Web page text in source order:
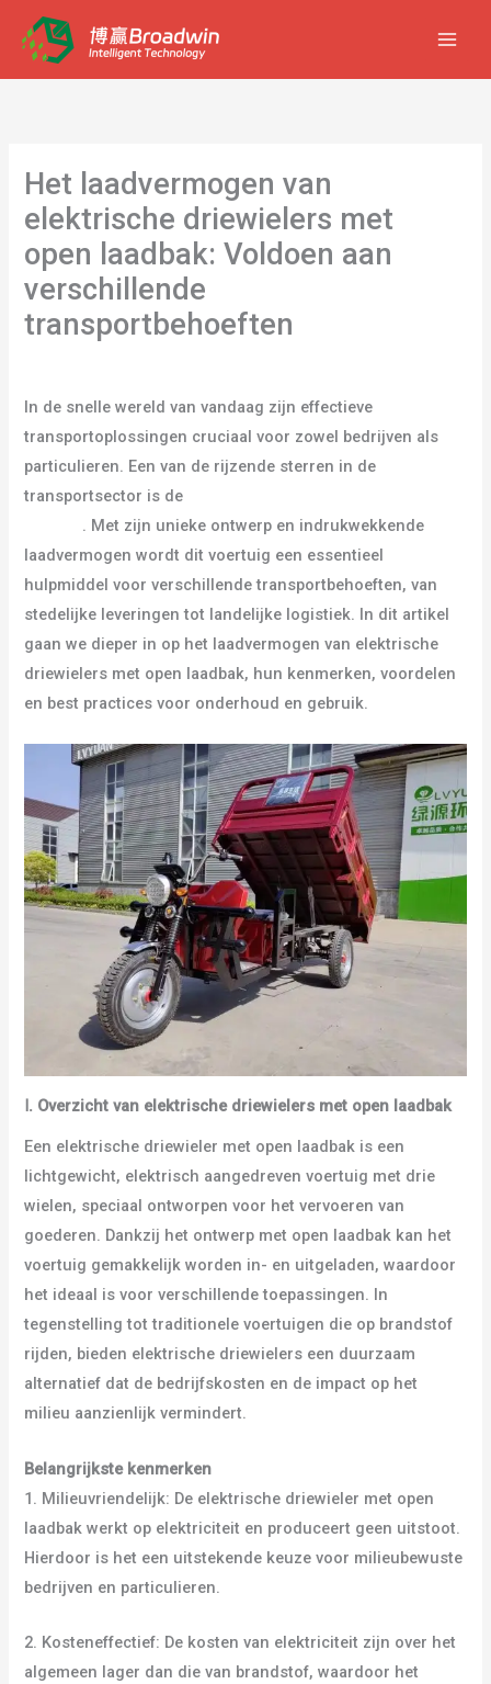
naar
Het laadvermogen van
elektrische driewielers met
open laadbak: Voldoen aan
verschillende
transportbehoeften
In de snelle wereld van vandaag zijn effectieve
transportoplossingen cruciaal voor zowel bedrijven als
particulieren. Een van de rijzende sterren in de
transportsector is de
. Met zijn unieke ontwerp en indrukwekkende
laadvermogen wordt dit voertuig een essentieel
hulpmiddel voor verschillende transportbehoeften, van
stedelijke leveringen tot landelijke logistiek. In dit artikel
gaan we dieper in op het laadvermogen van elektrische
driewielers met open laadbak, hun kenmerken, voordelen
en best practices voor onderhoud en gebruik.
Ⅰ. Overzicht van elektrische driewielers met open laadbak
Een elektrische driewieler met open laadbak is een
lichtgewicht, elektrisch aangedreven voertuig met drie
wielen, speciaal ontworpen voor het vervoeren van
goederen. Dankzij het ontwerp met open laadbak kan het
voertuig gemakkelijk worden in- en uitgeladen, waardoor
het ideaal is voor verschillende toepassingen. In
tegenstelling tot traditionele voertuigen die op brandstof
rijden, bieden elektrische driewielers een duurzaam
alternatief dat de bedrijfskosten en de impact op het
milieu aanzienlijk vermindert.
Belangrijkste kenmerken
1. Milieuvriendelijk: De elektrische driewieler met open
laadbak werkt op elektriciteit en produceert geen uitstoot.
Hierdoor is het een uitstekende keuze voor milieubewuste
bedrijven en particulieren.
2. Kosteneffectief: De kosten van elektriciteit zijn over het
algemeen lager dan die van brandstof, waardoor het